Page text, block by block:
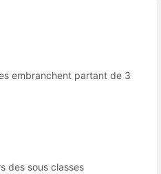
embranchent partant de 3
des sous classes